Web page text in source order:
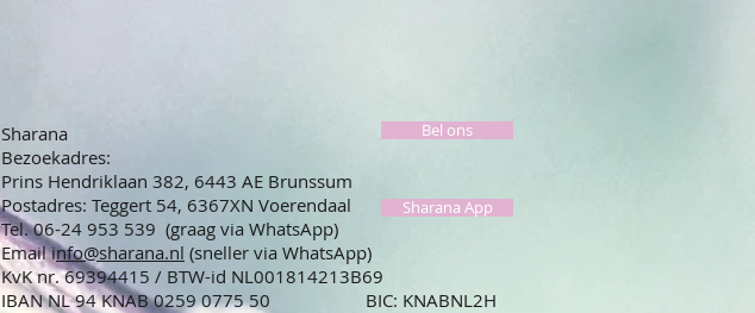
Sharana
Bezoekadres:
Prins Hendriklaan 382, 6443 AE Brunssum
Postadres: Teggert 54, 6367XN Voerendaal
Tel. 06-24 953 539 (graag via WhatsApp)
Email info@sharana.nl (sneller via WhatsApp)
KvK nr. 69394415 / BTW-id NL001814213B69
IBAN NL 94 KNAB 0259 0775 50 BIC: KNABNL2H
Bel ons
Sharana App